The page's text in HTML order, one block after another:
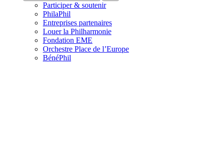
Participer & soutenir
PhilaPhil
Entreprises partenaires
Louer la Philharmonie
Fondation EME
Orchestre Place de l’Europe
BénéPhil